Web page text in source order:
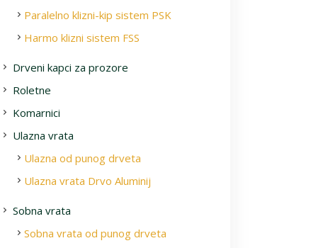
Paralelno klizni-kip sistem PSK
Harmo klizni sistem FSS
Drveni kapci za prozore
Roletne
Komarnici
Ulazna vrata
Ulazna od punog drveta
Ulazna vrata Drvo Aluminij
Sobna vrata
Sobna vrata od punog drveta